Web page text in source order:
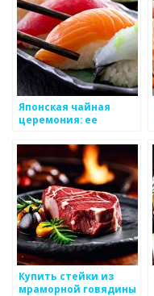
Японская чайная
церемония: ее
Купить стейки из
мраморной говядины